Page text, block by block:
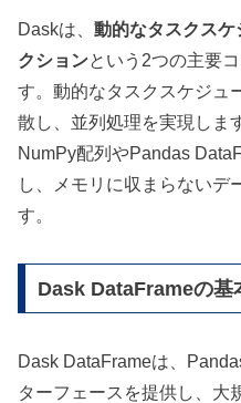
Daskは、 動的なタスクスケ
クションという2つの主要
す。動的なタスクスケジュ
散し、並列処理を実現しま
NumPy配列やPandas
し、メモリに収まらないデ
す。
Dask DataFrameの基
Dask DataFrameは、
ターフェースを提供し、大